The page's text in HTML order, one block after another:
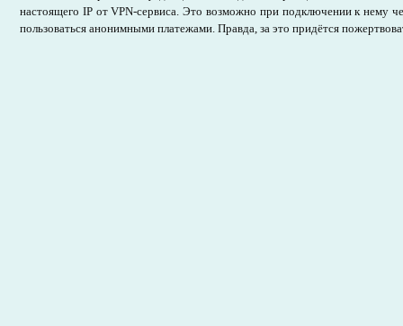
настоящего IP от VPN-сервиса. Это возможно при подключении к нему
пользоваться анонимными платежами. Правда, за это придётся